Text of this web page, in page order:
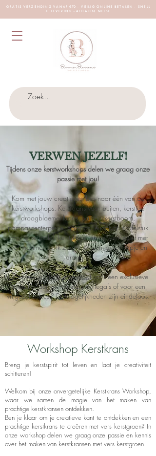
G R A T I S V E R Z E N D I N G V A N A F €70 - V E I L I G O N L I N E B E T A L E N - S N E L L
E L E V E R I N G - A F H A L E N M E I S E
VERWEN JEZELF!
Tijdens onze kerstworkshops delen we graag onze
passie met jou!
Kom met jouw creatieve vibes naar één van de
kerstworkshops: Kerstkrans voor buiten, kerstige
droogbloemenkrans, pampaskerstboom,
pampascenterpiece, pampas/eucalyptus tafelstuk
voor je kersttafel, kerstslinger en verwen jezelf met
wat me-time, ... Ik zorg voor een lekker hapje en
drankje!
Liever eenworkshop op maatvoor een exclusieve
avond onder vriendinnen, collega’s of voor een
vrijgezellenfeest? De mogelijkheden zijn eindeloos.
Workshop Kerstkrans
Breng je kerstspirit tot leven en laat je creativiteit
schitteren!
Welkom bij onze onvergetelijke Kerstkrans Workshop,
waar we samen de magie van het maken van
prachtige kerstkransen ontdekken.
Ben je klaar om je creatieve kant te ontdekken en een
prachtige kerstkrans te creëren met vers kerstgroen? In
onze workshop delen we graag onze passie en kennis
over het maken van kerstkransen met vers kerstgroen.